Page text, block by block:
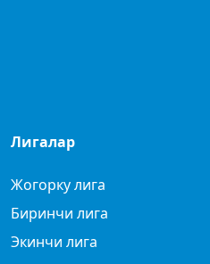
Лигалар
Жогорку лига
Биринчи лига
Экинчи лига